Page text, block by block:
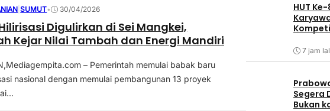
|SUMUT• 30/04/2026
Digulirkan di Sei Mangkei,
Kejar Nilai Tambah dan Energi Mandiri
– Pemerintah memulai babak baru
nasional dengan memulai pembangunan 13 proyek
HUT
7 jam
Segera
Bukan